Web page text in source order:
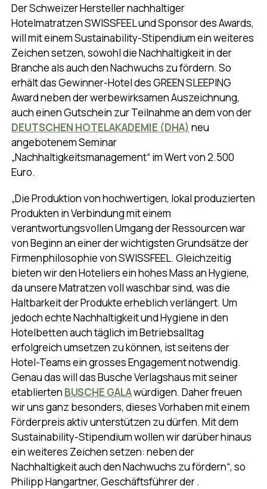
Der Schweizer Hersteller nachhaltiger
Hotelmatratzen SWISSFEEL und Sponsor des Awards,
will mit einem Sustainability-Stipendium ein weiteres
Zeichen setzen, sowohl die Nachhaltigkeit in der
Branche als auch den Nachwuchs zu fördern. So
erhält das Gewinner-Hotel des GREEN SLEEPING
Award neben der werbewirksamen Auszeichnung,
auch einen Gutschein zur Teilnahme an dem von der
DEUTSCHEN HOTELAKADEMIE (DHA) neu
angebotenem Seminar
„Nachhaltigkeitsmanagement“ im Wert von 2.500
Euro.
„Die Produktion von hochwertigen, lokal produzierten
Produkten in Verbindung mit einem
verantwortungsvollen Umgang der Ressourcen war
von Beginn an einer der wichtigsten Grundsätze der
Firmenphilosophie von SWISSFEEL. Gleichzeitig
bieten wir den Hoteliers ein hohes Mass an Hygiene,
da unsere Matratzen voll waschbar sind, was die
Haltbarkeit der Produkte erheblich verlängert. Um
jedoch echte Nachhaltigkeit und Hygiene in den
Hotelbetten auch täglich im Betriebsalltag
erfolgreich umsetzen zu können, ist seitens der
Hotel-Teams ein grosses Engagement notwendig.
Genau das will das Busche Verlagshaus mit seiner
etablierten BUSCHE GALAwürdigen. Daher freuen
wir uns ganz besonders, dieses Vorhaben mit einem
Förderpreis aktiv unterstützen zu dürfen. Mit dem
Sustainability-Stipendium wollen wir darüber hinaus
ein weiteres Zeichen setzen: neben der
Nachhaltigkeit auch den Nachwuchs zu fördern“, so
Philipp Hangartner, Geschäftsführer der .